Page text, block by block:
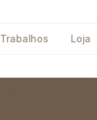
Trabalhos Loja